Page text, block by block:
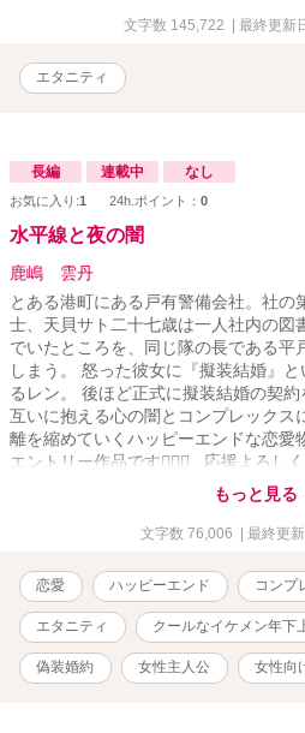
文字数 145,722 | 最終更
エタニティ
長編 連載中 なし
お気に入り:1 24h.ポイント： 0
水平線と夜の闇
鹿嶋 雲丹
とある港町にある戸有警備会社。社の
士、天貝サト二十七歳は一人社内の図
でいたところを、同じ隊の長である平
しまう。 怒った彼女に『擬装結婚』
るレン。 後ほど正式に擬装結婚の契
互いに抱える心の闇とコンプレックス
離を縮めていくハッピーエンドな恋
エントリー作品です🙇🏻‍♀️⸒⸒ 応援よろ
ヨムにも同タイトルの小説を掲載して
に加筆修正を加えたものになります。
もっと見る
文字数 76,006 | 最終更
恋愛 ハッピーエンド コンプ
エタニティ クールなイケメン年下
偽装婚約 女性主人公 女性向